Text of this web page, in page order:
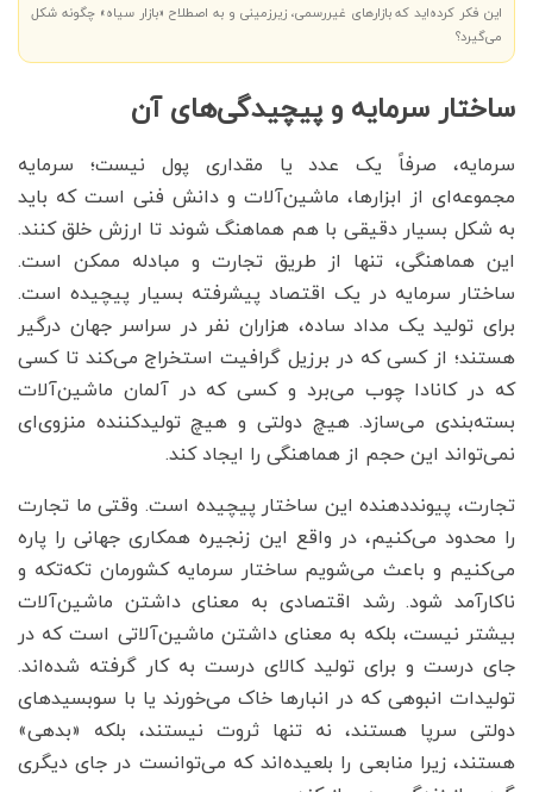
این فکر کرده‌اید که بازارهای غیررسمی، زیرزمینی و به اصطلاح «بازار سیاه» چگونه شکل
می‌گیرد؟
ساختار سرمایه و پیچیدگی‌های آن
سرمایه، صرفاً یک عدد یا مقداری پول نیست؛ سرمایه
مجموعه‌ای از ابزارها، ماشین‌آلات و دانش فنی است که باید
به شکل بسیار دقیقی با هم هماهنگ شوند تا ارزش خلق کنند.
این هماهنگی، تنها از طریق تجارت و مبادله ممکن است.
ساختار سرمایه در یک اقتصاد پیشرفته بسیار پیچیده است.
برای تولید یک مداد ساده، هزاران نفر در سراسر جهان درگیر
هستند؛ از کسی که در برزیل گرافیت استخراج می‌کند تا کسی
که در کانادا چوب می‌برد و کسی که در آلمان ماشین‌آلات
بسته‌بندی می‌سازد. هیچ دولتی و هیچ تولیدکننده منزوی‌ای
نمی‌تواند این حجم از هماهنگی را ایجاد کند.
تجارت، پیونددهنده این ساختار پیچیده است. وقتی ما تجارت
را محدود می‌کنیم، در واقع این زنجیره همکاری جهانی را پاره
می‌کنیم و باعث می‌شویم ساختار سرمایه کشورمان تکه‌تکه و
ناکارآمد شود. رشد اقتصادی به معنای داشتن ماشین‌آلات
بیشتر نیست، بلکه به معنای داشتن ماشین‌آلاتی است که در
جای درست و برای تولید کالای درست به کار گرفته شده‌اند.
تولیدات انبوهی که در انبارها خاک می‌خورند یا با سوبسیدهای
دولتی سرپا هستند، نه تنها ثروت نیستند، بلکه «بدهی»
هستند، زیرا منابعی را بلعیده‌اند که می‌توانست در جای دیگری